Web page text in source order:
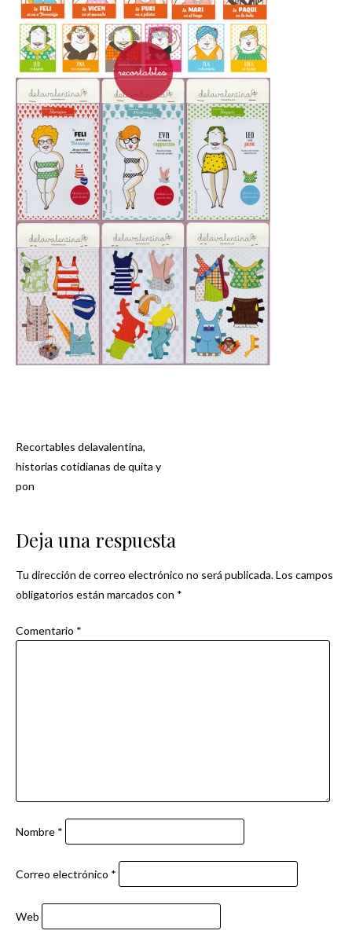
Navegación
de
entradas
Recortables delavalentina,
historias cotidianas de quita y
pon
Deja una respuesta
Tu dirección de correo electrónico no será publicada.Los campos
obligatorios están marcados con *
Comentario *
Nombre *
Correo electrónico *
Web